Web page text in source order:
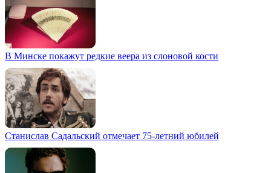
В Минске покажут редкие веера из слоновой кости
Станислав Садальский отмечает 75-летний юбилей